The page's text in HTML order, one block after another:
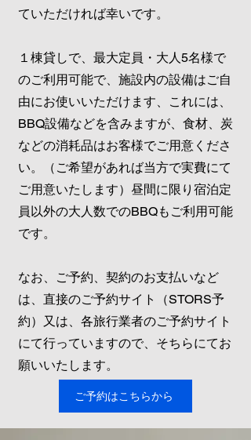
ていただければ幸いです。
１棟貸しで、最大定員・大人5名様で
のご利用可能で、施設内の設備はご自
由にお使いいただけます、これには、
BBQ設備などを含みますが、食材、炭
などの消耗品はお客様でご用意くださ
い。（ご希望があれば当方で実費にて
ご用意いたします）昼間に限り宿泊定
員以外の大人数でのBBQもご利用可能
です。
なお、ご予約、契約のお支払いなど
は、直接のご予約サイト（STORS予
約）又は、各旅行業者のご予約サイト
にて行っていますので、そちらにてお
願いいたします。
ご予約はこちらから